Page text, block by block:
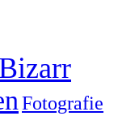
Bizarr
Fotografie